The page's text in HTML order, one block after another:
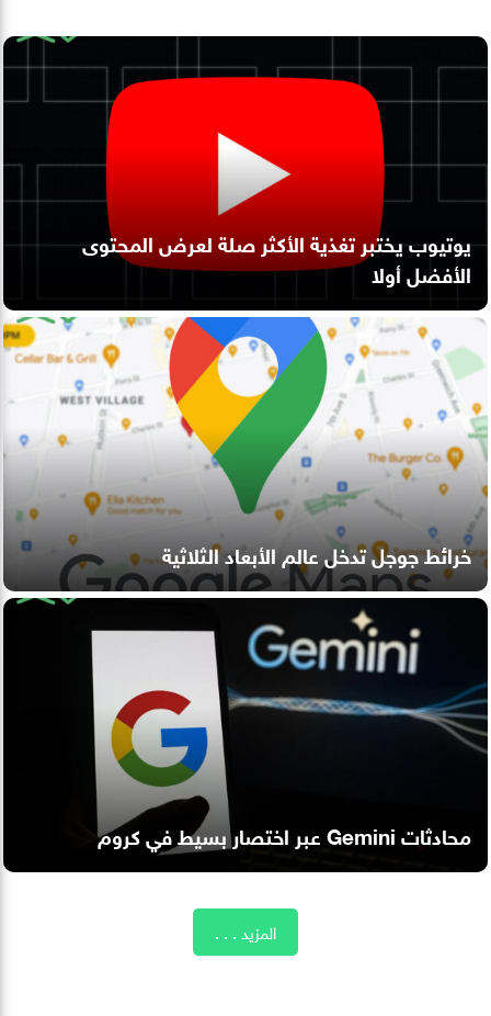
يوتيوب يختبر تغذية الأكثر صلة لعرض المحتوى
الأفضل أولا
خرائط جوجل تدخل عالم الأبعاد الثلاثية
محادثات Gemini عبر اختصار بسيط في كروم
المزيد . . .